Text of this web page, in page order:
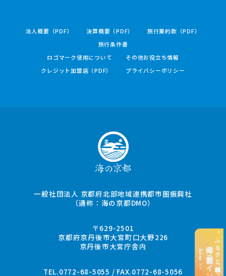
“ふるさと納税”でお支払い
海の京都コイン
here >>
法人概要（PDF） 決算概要（PDF）
旅行業約款（PDF）
旅行条件書
ロゴマーク使用について
その他お役立ち情報
クレジット加盟店（PDF）
プライバシーポリシー
一般社団法人 京都府北部地域連携都市圏振興社
（通称：海の京都DMO）
〒629-2501
京都府京丹後市大宮町口大野226
京丹後市大宮庁舎内
TEL.0772-68-5055 / FAX.0772-68-5056